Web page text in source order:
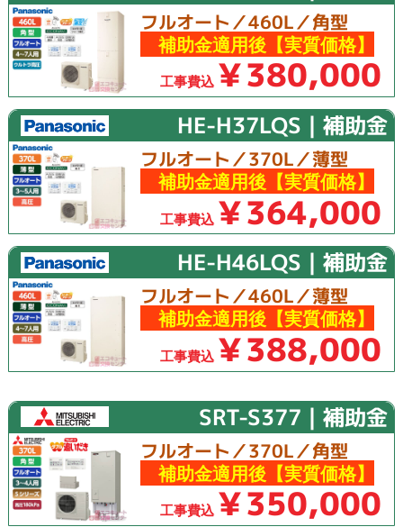
フルオート／460L／角型
補助金適用後【実質価格】
工事費込 ￥380,000
HE-H37LQS｜補助金
フルオート／370L／薄型
補助金適用後【実質価格】
工事費込 ￥364,000
HE-H46LQS｜補助金
フルオート／460L／薄型
補助金適用後【実質価格】
工事費込 ￥388,000
SRT-S377｜補助金
フルオート／370L／角型
補助金適用後【実質価格】
工事費込 ￥350,000